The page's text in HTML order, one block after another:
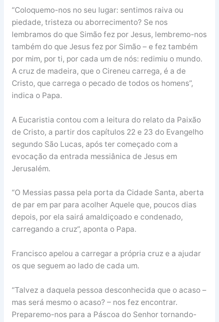
“Coloquemo-nos no seu lugar: sentimos raiva ou
piedade, tristeza ou aborrecimento? Se nos
lembramos do que Simão fez por Jesus, lembremo-nos
também do que Jesus fez por Simão – e fez também
por mim, por ti, por cada um de nós: redimiu o mundo.
A cruz de madeira, que o Cireneu carrega, é a de
Cristo, que carrega o pecado de todos os homens”,
indica o Papa.
A Eucaristia contou com a leitura do relato da Paixão
de Cristo, a partir dos capítulos 22 e 23 do Evangelho
segundo São Lucas, após ter começado com a
evocação da entrada messiânica de Jesus em
Jerusalém.
“O Messias passa pela porta da Cidade Santa, aberta
de par em par para acolher Aquele que, poucos dias
depois, por ela sairá amaldiçoado e condenado,
carregando a cruz”, aponta o Papa.
Francisco apelou a carregar a própria cruz e a ajudar
os que seguem ao lado de cada um.
“Talvez a daquela pessoa desconhecida que o acaso –
mas será mesmo o acaso? – nos fez encontrar.
Preparemo-nos para a Páscoa do Senhor tornando-